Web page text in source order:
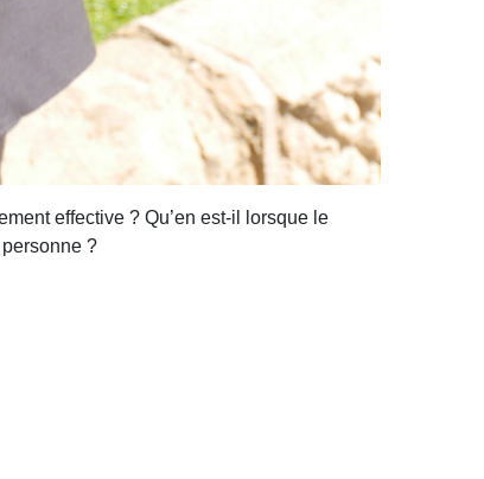
effective ? Qu’en est-il lorsque le
?